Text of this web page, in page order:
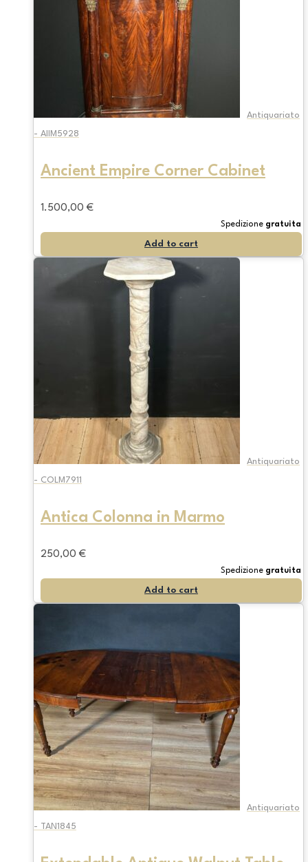
Antiquariato
- AIIM5928
Ancient Empire Corner Cabinet
1.500,00 €
Spedizione gratuita
Add to cart
Antiquariato
- COLM7911
Antica Colonna in Marmo
250,00 €
Spedizione gratuita
Add to cart
Antiquariato
- TAN1845